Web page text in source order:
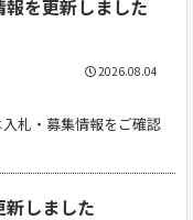
を更新しました
札・募集情報をご確認
2026.08.04
しました